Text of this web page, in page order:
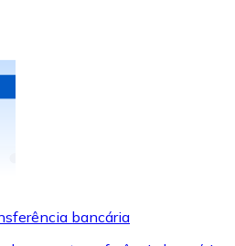
com dinheiro e outros
bancária